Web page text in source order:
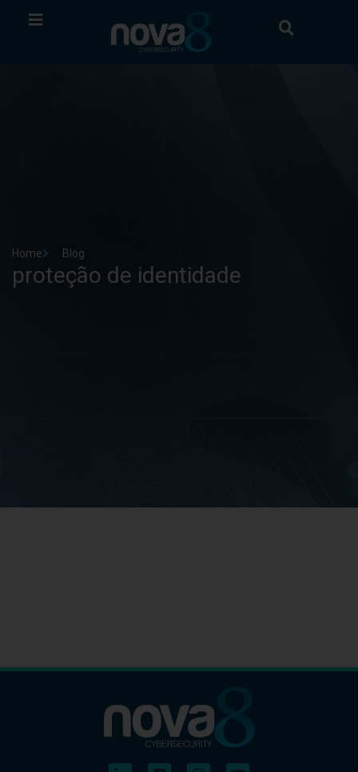
Home Blog
proteção de identidade